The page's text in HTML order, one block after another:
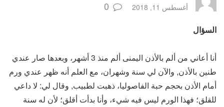
أغسطس 11, 2018 0
السؤال
أنا أعاني من ألم بالأذن اليمنى ألم منذ 3 أشهر، وبعدها صار عندي
طنين بالأذن, والآن لي سنة وشهران، مع العلم أنه ظهر عندي ورم
أمام الأذن بحجم حبة الفاصوليا، ذهبت لطبيب, وقال لي: لا داعي
للقلق؛ فهذا الورم ليس فيه شيء، وأنا بدأت أقلق؛ لأن له سنة